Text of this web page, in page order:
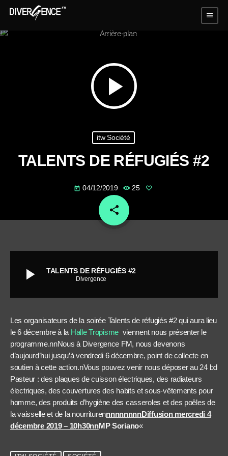
menu
play_arrow
itw Société
TALENTS DE RÉFUGIÉS #2
today 04/12/2019 25
share
email
play_arrow TALENTS DE RÉFUGIÉS #2
Divergence
Les organisateurs de la soirée Talents de réfugiés #2 qui aura lieu
le 6 décembre à la Halle Tropisme viennent nous présenter le
programme.nnNous à Divergence FM, nous devenons
d’aujourd’hui jusqu’à vendredi 6 décembre, point de collecte en
soutien à cette action.nVous pouvez venir nous déposer au 24 bd
Pasteur : des plaques de cuisson électriques, des radiateurs
électriques, des couvertures des habits et sous-vêtements pour
homme, des produits d’hygiène des casseroles et des poêles de
la vaisselle et de la nourriturennnnnnnnnDiffusion mercredi 4
décembre 2019 – 10h30nnMP Soriano«